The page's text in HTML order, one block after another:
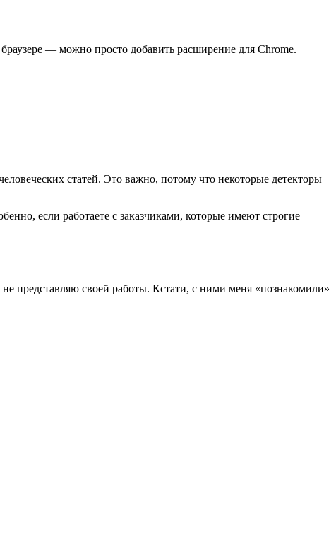
— можно просто добавить расширение для Chrome.
статей. Это важно, потому что некоторые детекторы
если работаете с заказчиками, которые имеют строгие
представляю своей работы. Кстати, с ними меня «познакомили»